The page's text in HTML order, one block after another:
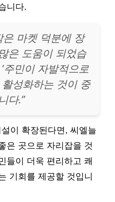
니다.
은 마켓 덕분에 장
은 도움이 되었습
주민이 자발적으로
성화하는 것이 중
다.”
이 확장된다면, 씨엘늘
은 곳으로 자리잡을 것
들이 더욱 편리하고 쾌
기회를 제공할 것입니